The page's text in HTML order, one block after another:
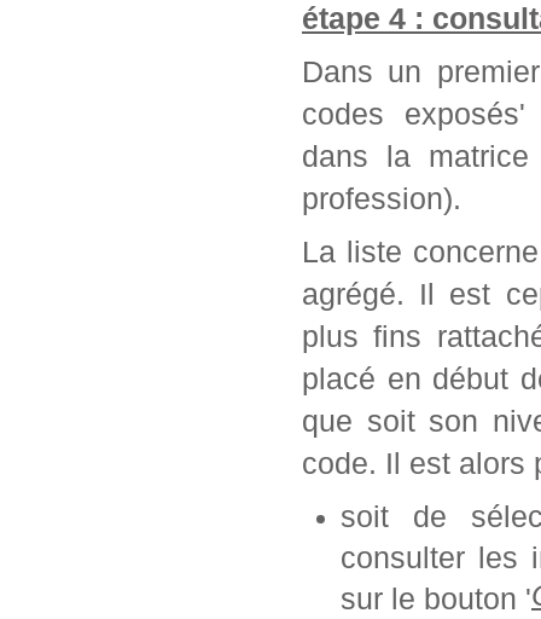
étape 4 :
Dans un
codes
dans la
profession).
La liste
agrégé. Il est
plus fins
placé en début
que soit son
code. Il est alors
soit de
consulter les
sur le bouton '